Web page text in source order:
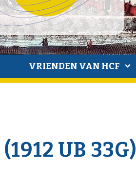
VRIENDEN VAN HCF
UB 33G)